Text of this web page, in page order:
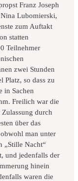
Franz Joseph
Lubomierski,
zum Auftakt
statten
Teilnehmer
zwei Stunden
Platz, so dass zu
in Sachen
Freilich war die
durch
über das
man unter
„Stille Nacht“
und jedenfalls der
hinein
waren die